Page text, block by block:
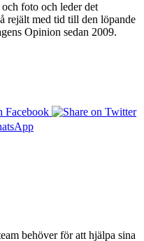
foto och leder det
rejält med tid till den löpande
Opinion sedan 2009.
behöver för att hjälpa sina